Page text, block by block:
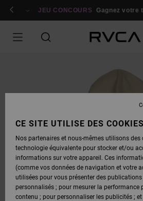
Se connecter / s'inscrire
JEU CONCOURS Gagnez votre
CE SITE UTILISE DES COOKIES
Nos partenaires et nous-mêmes utilisons des
technologie équivalente pour stocker et/ou
informations sur votre appareil. Ces
(comme vos données de navigation et votre
utilisées pour vous présenter des
personnalisés ; pour mesurer la performance
contenu ; pour personnaliser les publicités ;